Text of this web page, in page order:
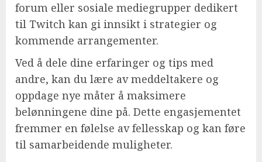
forum eller sosiale mediegrupper dedikert
til Twitch kan gi innsikt i strategier og
kommende arrangementer.
Ved å dele dine erfaringer og tips med
andre, kan du lære av meddeltakere og
oppdage nye måter å maksimere
belønningene dine på. Dette engasjementet
fremmer en følelse av fellesskap og kan føre
til samarbeidende muligheter.